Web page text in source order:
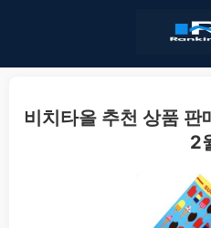
비치타올 추천 상품
2